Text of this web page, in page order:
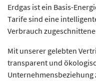
Erdgas ist ein Basis-
Tarife sind eine
Verbrauch
Mit unserer gelebten
transparent und